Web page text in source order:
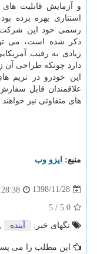
و آزمایش قابلیت
استتاری بهره برده
ذكر شده است، می
دارد چونكه طراحی آن
علاقمندان قابل
های متفاوتی نیز
منبع: ایزو وب
1398/11/28
5.0
/
5
تگهای خبر:
آینده ,
این مطلب را می